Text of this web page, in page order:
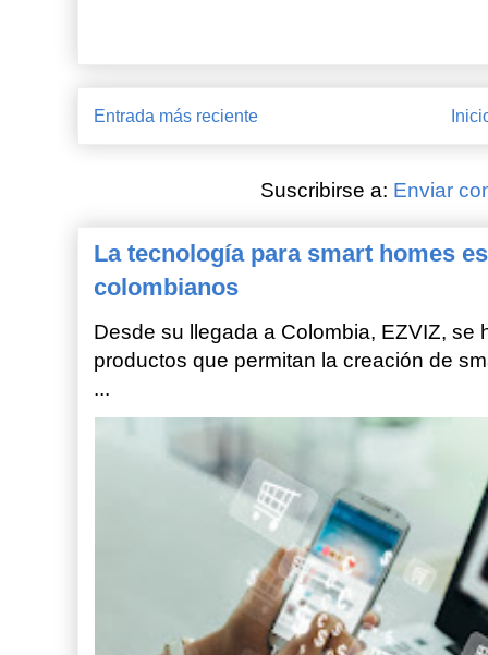
Entrada más reciente
Suscribirse a: Enviar
La tecnología para smart homes
colombianos
Desde su llegada a Colombia, EZVIZ, se
productos que permitan la creación de
...